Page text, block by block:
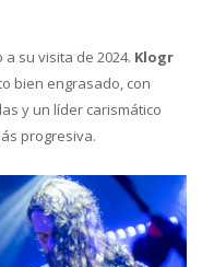
su visita de 2024. Klogr
bien engrasado, con
y un líder carismático
progresiva.